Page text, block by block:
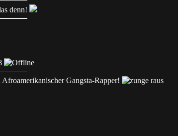
denn!
Gangsta-Rapper!